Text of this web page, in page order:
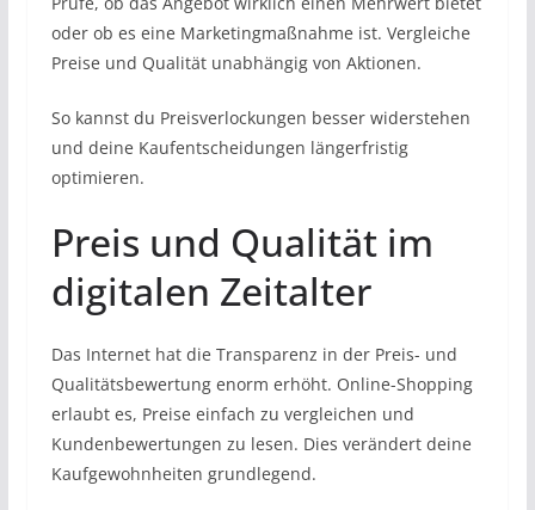
oder ob es eine Marketingmaßnahme ist. Vergleiche
Preise und Qualität unabhängig von Aktionen.
So kannst du Preisverlockungen besser widerstehen
und deine Kaufentscheidungen längerfristig
optimieren.
Preis und Qualität im
digitalen Zeitalter
Das Internet hat die Transparenz in der Preis- und
Qualitätsbewertung enorm erhöht. Online-Shopping
erlaubt es, Preise einfach zu vergleichen und
Kundenbewertungen zu lesen. Dies verändert deine
Kaufgewohnheiten grundlegend.